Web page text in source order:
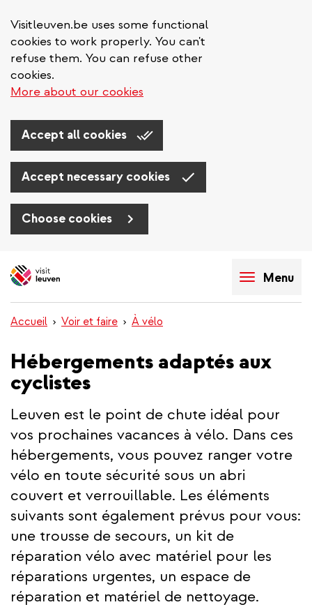
Visitleuven.be uses some functional
cookies to work properly. You can't
refuse them. You can refuse other
cookies.
More about our cookies
Accept all cookies
Accept necessary cookies
Choose cookies
au
Menu
Accueil Voir et faire À vélo
Hébergements adaptés aux
cyclistes
Leuven est le point de chute idéal pour
vos prochaines vacances à vélo. Dans ces
hébergements, vous pouvez ranger votre
vélo en toute sécurité sous un abri
couvert et verrouillable. Les éléments
suivants sont également prévus pour vous:
une trousse de secours, un kit de
réparation vélo avec matériel pour les
réparations urgentes, un espace de
réparation et matériel de nettoyage.